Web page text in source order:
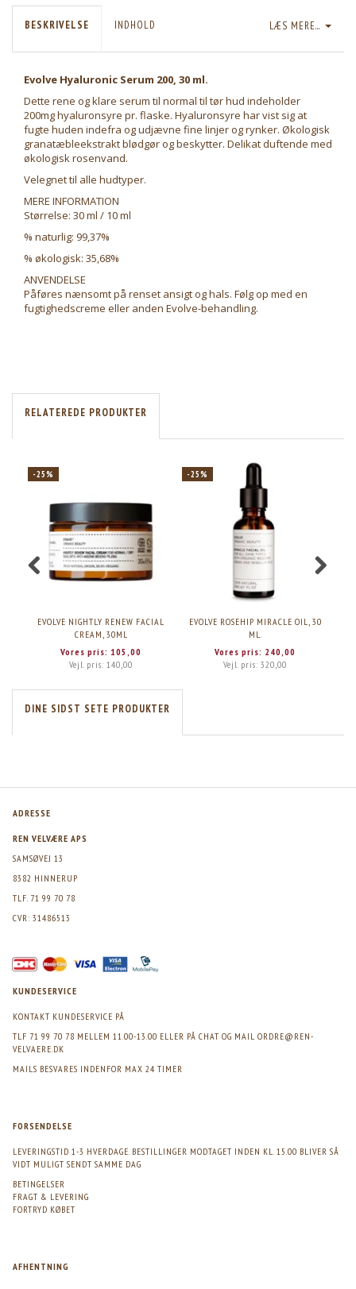
LÆS MERE...
BESKRIVELSE INDHOLD
Evolve Hyaluronic Serum 200, 30 ml.
Dette rene og klare serum til normal til tør hud indeholder
200mg hyaluronsyre pr. flaske. Hyaluronsyre har vist sig at
fugte huden indefra og udjævne fine linjer og rynker. Økologisk
granatæbleekstrakt blødgør og beskytter. Delikat duftende med
økologisk rosenvand.
Velegnet til alle hudtyper.
MERE INFORMATION
Størrelse: 30 ml / 10 ml
% naturlig: 99,37%
% økologisk: 35,68%
ANVENDELSE
Påføres nænsomt på renset ansigt og hals. Følg op med en
fugtighedscreme eller anden Evolve-behandling.
RELATEREDE PRODUKTER
-25%
EVOLVE NIGHTLY RENEW FACIAL
CREAM, 30ML
Vores pris: 105,00
Vejl. pris: 140,00
-25%
EVOLVE ROSEHIP MIRACLE OIL, 30
ML.
Vores pris: 240,00
Vejl. pris: 320,00
DINE SIDST SETE PRODUKTER
ADRESSE
REN VELVÆRE APS
SAMSØVEJ 13
8382 HINNERUP
TLF. 71 99 70 78
CVR: 31486513
KUNDESERVICE
KONTAKT KUNDESERVICE PÅ
TLF 71 99 70 78 MELLEM 11.00-13.00 ELLER PÅ CHAT OG MAIL ORDRE@REN-
VELVAERE.DK
MAILS BESVARES INDENFOR MAX 24 TIMER
FORSENDELSE
LEVERINGSTID 1-3 HVERDAGE. BESTILLINGER MODTAGET INDEN KL. 15.00 BLIVER SÅ
VIDT MULIGT SENDT SAMME DAG
BETINGELSER
FRAGT & LEVERING
FORTRYD KØBET
AFHENTNING